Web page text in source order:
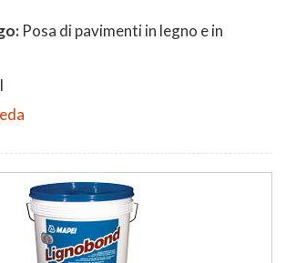
Posa di pavimenti in legno e in